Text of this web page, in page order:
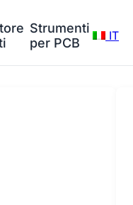
Strumenti
per PCB
IT